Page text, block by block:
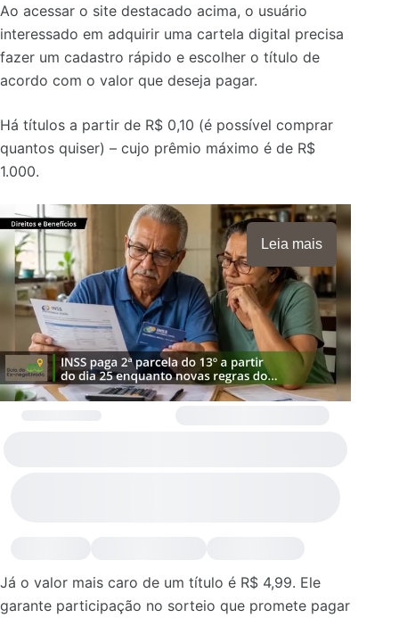
Ao acessar o site destacado acima, o usuário
interessado em adquirir uma cartela digital precisa
fazer um cadastro rápido e escolher o título de
acordo com o valor que deseja pagar.
Há títulos a partir de R$ 0,10 (é possível comprar
quantos quiser) – cujo prêmio máximo é de R$
1.000.
Leia mais
Já o valor mais caro de um título é R$ 4,99. Ele
garante participação no sorteio que promete pagar